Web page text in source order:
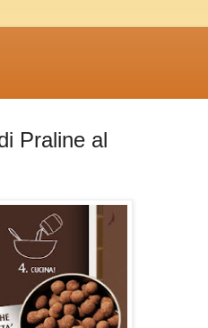
Praline al